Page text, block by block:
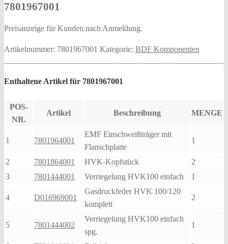
7801967001
Preisanzeige für Kunden nach Anmeldung.
Artikelnummer: 7801967001 Kategorie: BDF Komponenten
Enthaltene Artikel für 7801967001
POS-
NR.
Artikel Beschreibung MENGE
1 7801964001
EMF Einschweißträger mit
Flanschplatte
1
2 7801864001 HVK-Kopfstück
2
3
7801444001 Verriegelung HVK100 einfach 1
4 D016969001
Gasdruckfeder HVK 100/120
komplett
2
5 7801444002
Verriegelung HVK100 einfach
spg.
1